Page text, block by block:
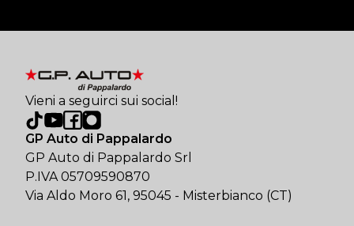
Vieni a seguirci sui social!
GP Auto di Pappalardo
GP Auto di Pappalardo Srl
P.IVA 05709590870
Via Aldo Moro 61, 95045 - Misterbianco (CT)